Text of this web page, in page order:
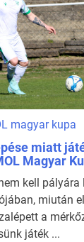
magyar kupa
miatt
Magyar
kell pályára
miután
a
játék ...